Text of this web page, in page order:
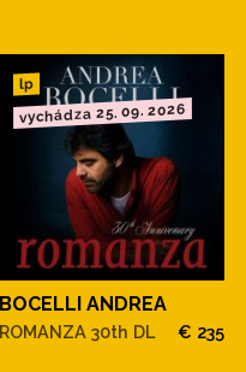
lp
vychádza 25. 09. 2026
BOCELLI ANDREA
ROMANZA 30th DL € 235